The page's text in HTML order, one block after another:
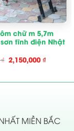
chữ m 5,7m
tĩnh điện Nhật
₫ Giá
gốc
2,150,000 ₫Giá
hiện
MIỀN BẮC